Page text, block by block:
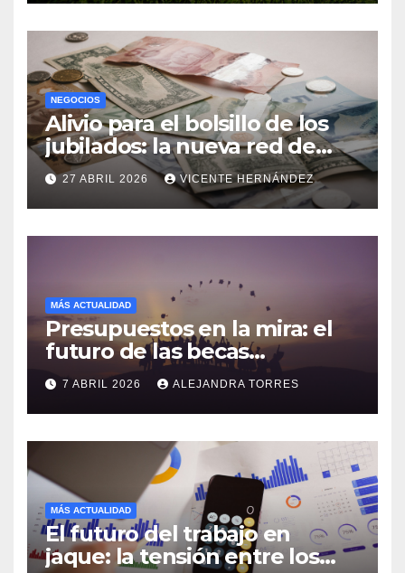
NEGOCIOS
Alivio para el bolsillo de los
jubilados: la nueva red de
descuentos locales y
cambios clave en pensiones
del exterior
27 ABRIL 2026 VICENTE HERNÁNDEZ
MÁS ACTUALIDAD
Presupuestos en la mira: el
futuro de las becas
estudiantiles para 2026
7 ABRIL 2026 ALEJANDRA TORRES
MÁS ACTUALIDAD
El futuro del trabajo en
jaque: la tensión entre los